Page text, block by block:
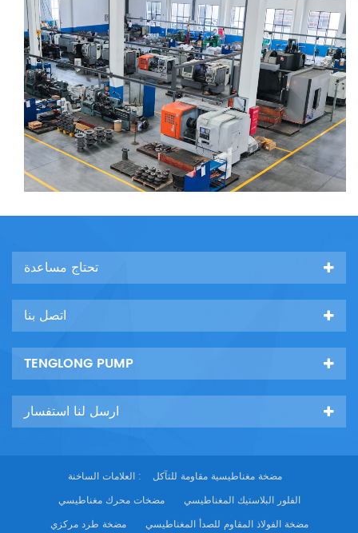
تحتاج مساعدة
اتصل بنا
TENGLONG PUMP
ارسل لنا استفسار
العلامات الساخنة :
مضخة مغناطيسية مقاومة للتآكل
مضخات محرك مغناطيسي
الفلور البلاستيك المغناطيسي
مضخة طرد مركزي
مضخة الفولاذ المقاوم للصدأ المغناطيسي